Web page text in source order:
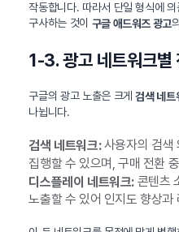
작동합니다. 따라서 단일 형식에
구사하는 것이 구글 애드워즈 광고
1-3. 광고 네트워크별
구글의 광고 노출은 크게검색 네트
나뉩니다.
검색 네트워크:사용자의 검색
집행할 수 있으며, 구매 전환
디스플레이 네트워크:콘텐츠
노출할 수 있어 인지도 향상